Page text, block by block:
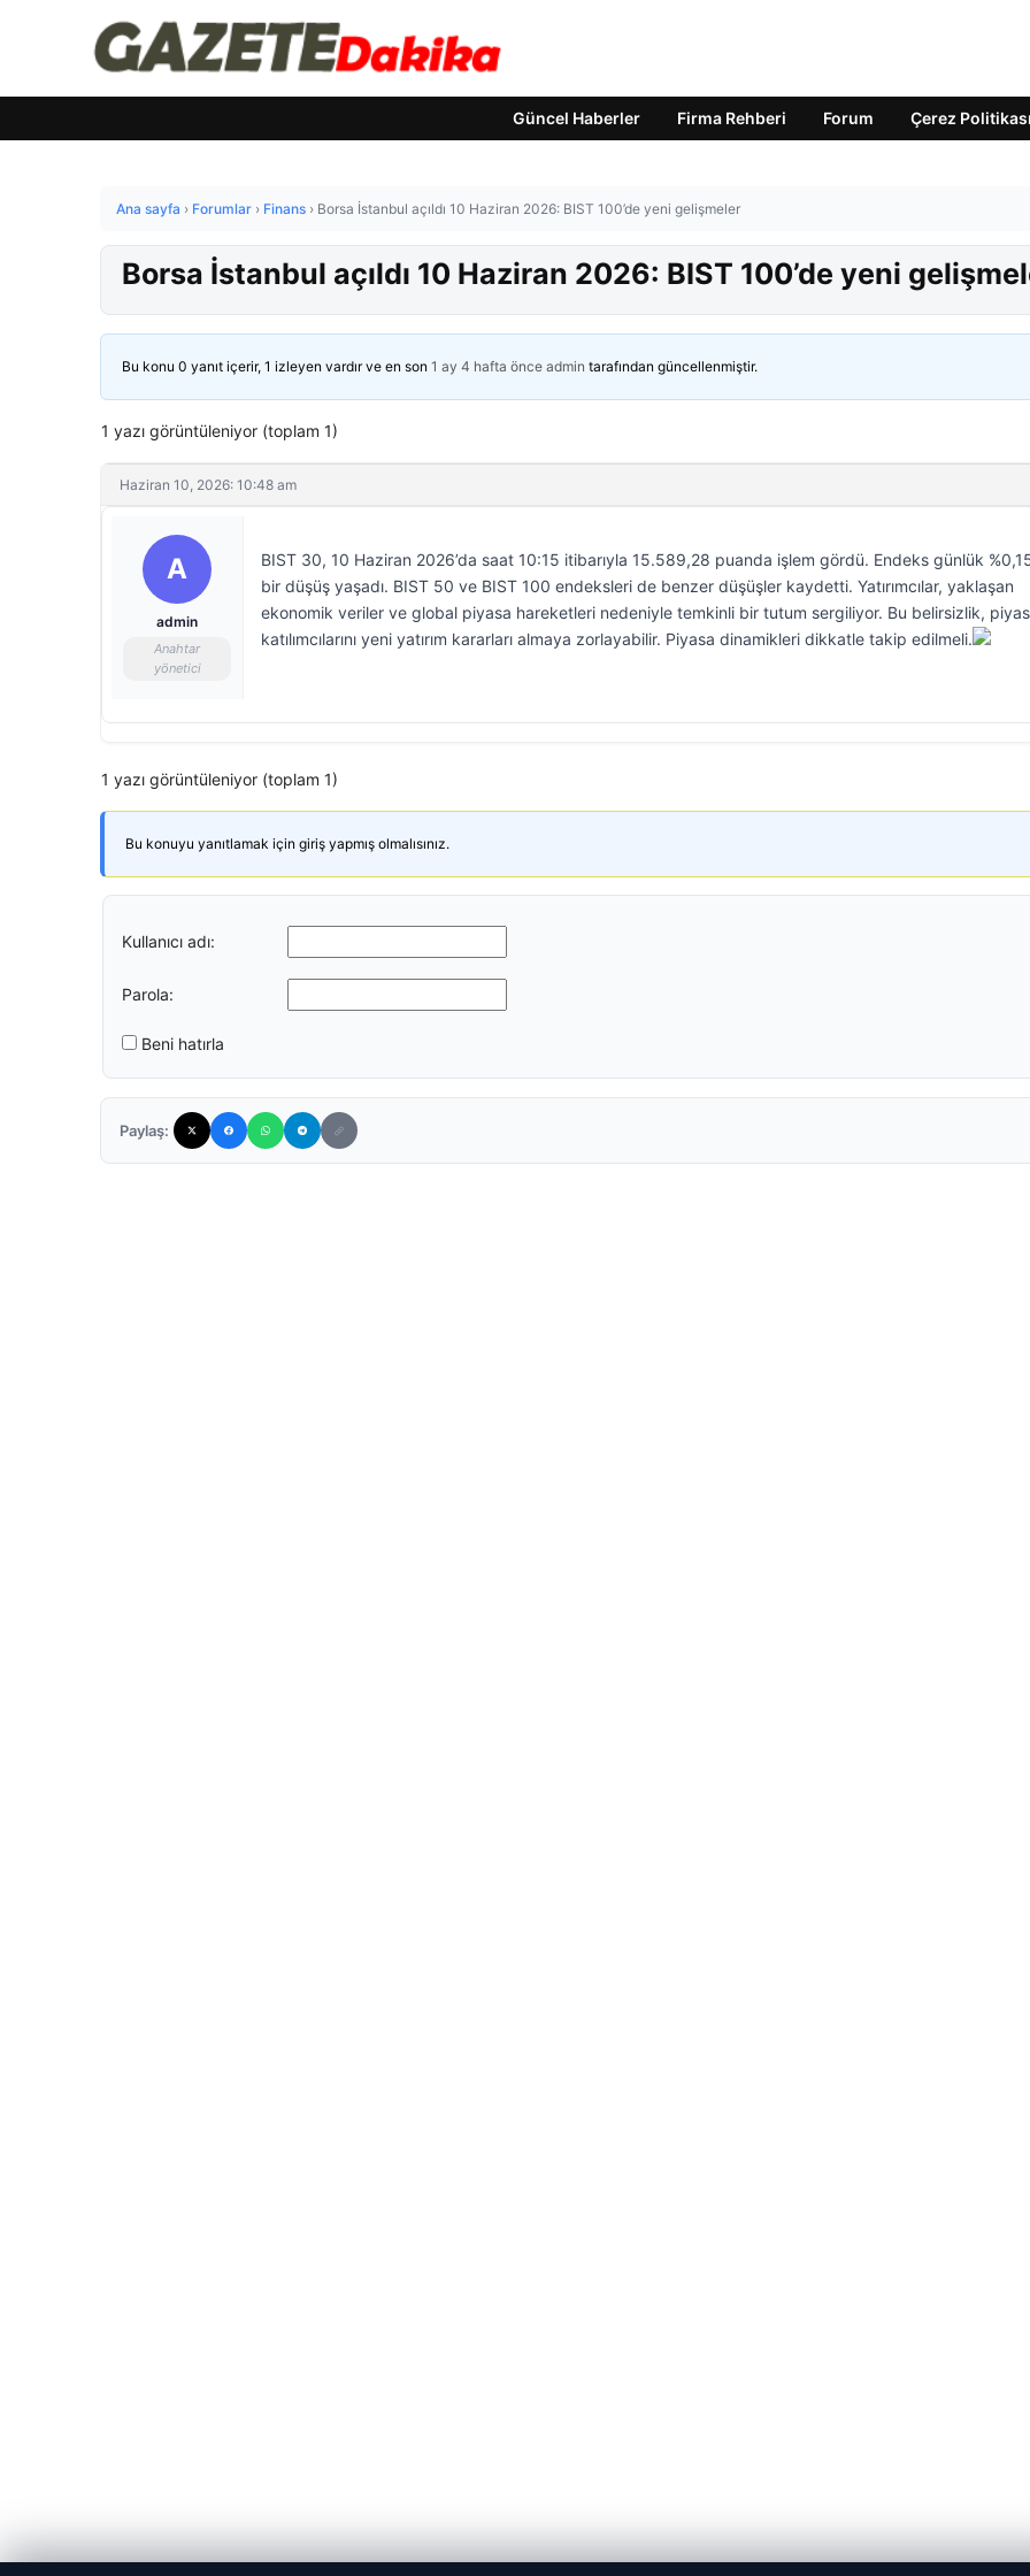
Güncel Haberler Firma Rehberi Forum Çerez Politikası
Ana sayfa › Forumlar › Finans › Borsa İstanbul açıldı 10 Haziran 2026: BIST 100’de yeni gelişmeler
Borsa İstanbul açıldı 10 Haziran 2026: BIST 100’de yeni
Bu konu 0 yanıt içerir, 1 izleyen vardır ve en son 1 ay 4 hafta önce admin tarafından güncellenmiştir.
1 yazı görüntüleniyor (toplam 1)
Haziran 10, 2026: 10:48 am
A
admin
Anahtar
yönetici
BIST 30, 10 Haziran 2026’da saat 10:15 itibarıyla 15.589,28 puanda işlem gördü. Endeks günlük
bir düşüş yaşadı. BIST 50 ve BIST 100 endeksleri de benzer düşüşler kaydetti. Yatırımcılar, yaklaşan
ekonomik veriler ve global piyasa hareketleri nedeniyle temkinli bir tutum sergiliyor. Bu belirsizlik,
katılımcılarını yeni yatırım kararları almaya zorlayabilir. Piyasa dinamikleri dikkatle takip edilmeli.
1 yazı görüntüleniyor (toplam 1)
Bu konuyu yanıtlamak için giriş yapmış olmalısınız.
Kullanıcı adı:
Parola:
Beni hatırla
Paylaş: